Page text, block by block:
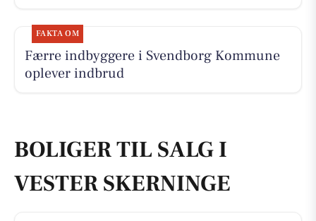
FAKTA OM
Færre indbyggere i Svendborg Kommune
oplever indbrud
BOLIGER TIL SALG I
VESTER SKERNINGE